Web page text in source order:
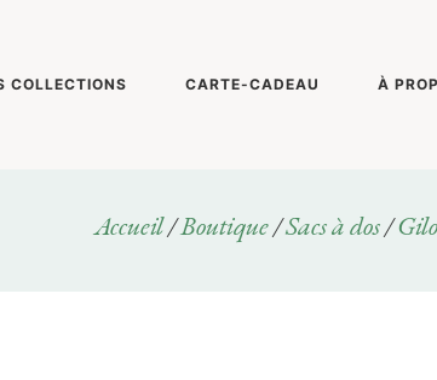
COLLECTIONS CARTE-CADEAU À
Accueil/Boutique/Sacs à dos/